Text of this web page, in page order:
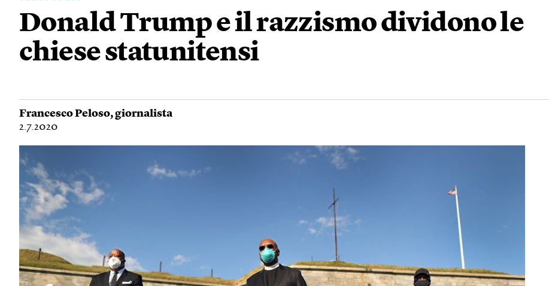
Donald Trump e il razzismo dividono le
chiese statunitensi
Francesco Peloso, giornalista
2.7.2020